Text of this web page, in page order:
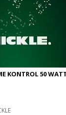
KONTROL 50